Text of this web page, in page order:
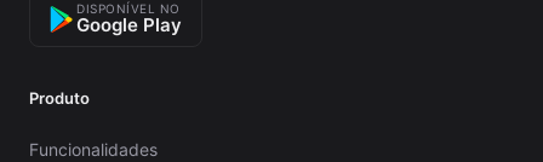
DISPONÍVEL NO
Google Play
Produto
Funcionalidades